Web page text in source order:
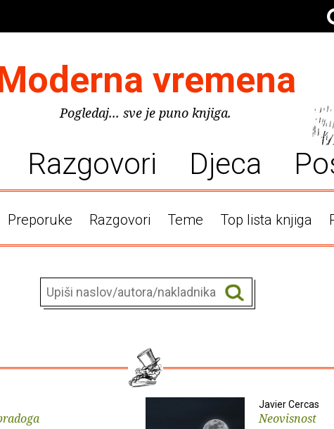
vremena
Pogledaj... sve je puno knjiga.
Razgovori Djeca
Preporuke Razgovori Teme Top lista knjiga
Javier Cercas
Neovisnost